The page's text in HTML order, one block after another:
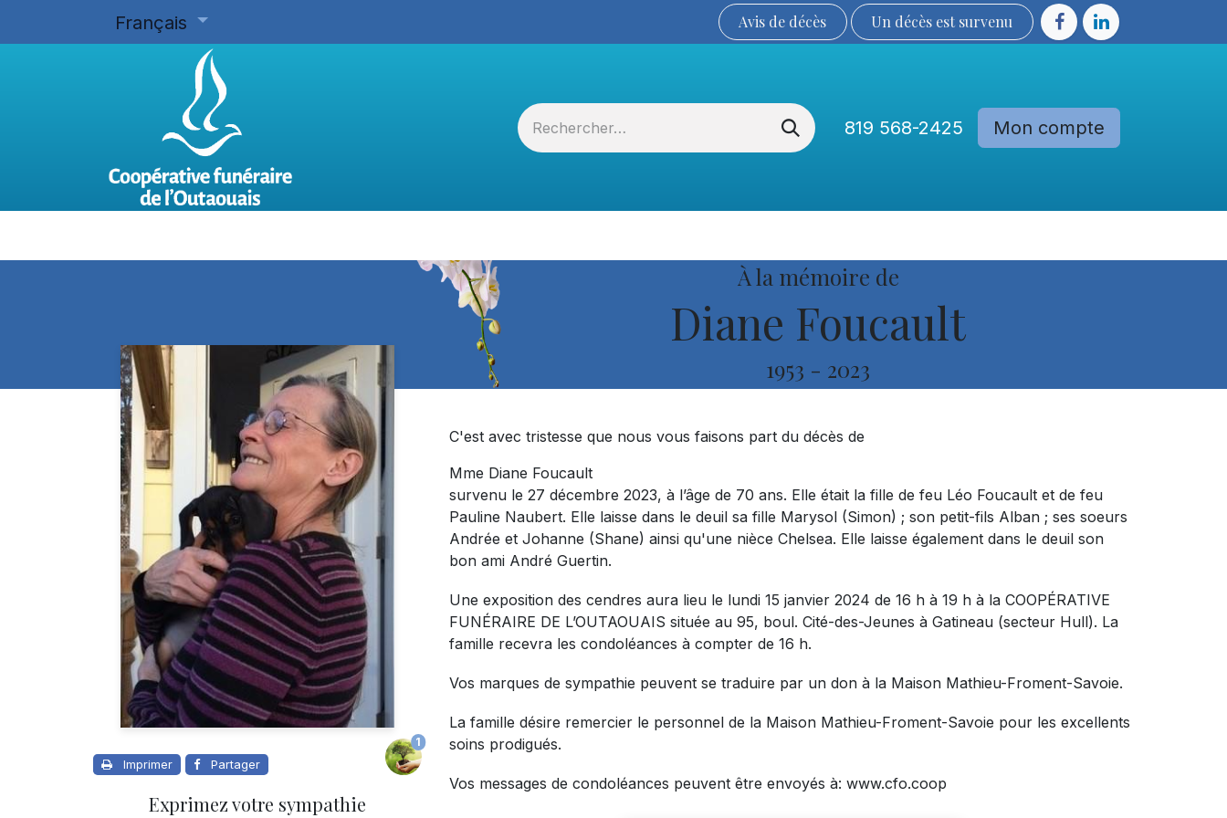
Français Avis de décès Un décès est sur​​​​​​​​ve​nu​​​​​​​​​​
819 568-2425 Mon compte
À la mémoire de
Diane Foucault
1953 - 2023
Imprimer Partager
1
Exprimez votre sympathie
C'est avec tristesse que nous vous faisons part du décès de
Mme Diane Foucault
survenu le 27 décembre 2023, à l’âge de 70 ans. Elle était la fille de feu Léo Foucault et de feu
Pauline Naubert. Elle laisse dans le deuil sa fille Marysol (Simon) ; son petit-fils Alban ; ses soeurs
Andrée et Johanne (Shane) ainsi qu'une nièce Chelsea. Elle laisse également dans le deuil son
bon ami André Guertin.
Une exposition des cendres aura lieu le lundi 15 janvier 2024 de 16 h à 19 h à la COOPÉRATIVE
FUNÉRAIRE DE L’OUTAOUAIS située au 95, boul. Cité-des-Jeunes à Gatineau (secteur Hull). La
famille recevra les condoléances à compter de 16 h.
Vos marques de sympathie peuvent se traduire par un don à la Maison Mathieu-Froment-Savoie.
La famille désire remercier le personnel de la Maison Mathieu-Froment-Savoie pour les excellents
soins prodigués.
Vos messages de condoléances peuvent être envoyés à: www.cfo.coop